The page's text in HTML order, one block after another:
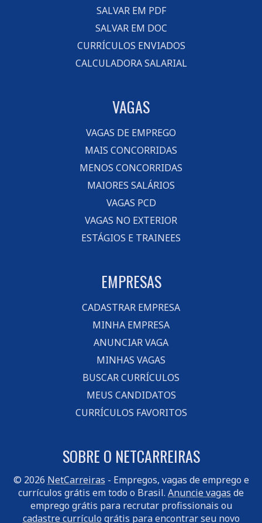
SALVAR EM PDF
SALVAR EM DOC
CURRÍCULOS ENVIADOS
CALCULADORA SALARIAL
VAGAS
VAGAS DE EMPREGO
MAIS CONCORRIDAS
MENOS CONCORRIDAS
MAIORES SALÁRIOS
VAGAS PCD
VAGAS NO EXTERIOR
ESTÁGIOS E TRAINEES
EMPRESAS
CADASTRAR EMPRESA
MINHA EMPRESA
ANUNCIAR VAGA
MINHAS VAGAS
BUSCAR CURRÍCULOS
MEUS CANDIDATOS
CURRÍCULOS FAVORITOS
SOBRE O NETCARREIRAS
© 2026 NetCarreiras - Empregos, vagas de emprego e
currículos grátis em todo o Brasil. Anuncie vagas de
emprego grátis para recrutar profissionais ou
cadastre currículo grátis para encontrar seu novo